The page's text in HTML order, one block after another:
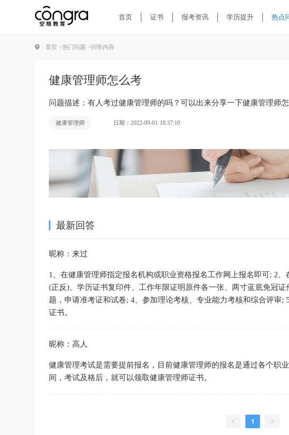
首页 证书 报考资讯 学历提升 热点
首页 >热门问题 >问答内容
健康管理师怎么考
问题描述：有人考过健康管理师的吗？可以出来分享一下健康管理师
健康管理师 日期：2022-09-01 18:37:10
最新回答
昵称：来过
1、在健康管理师指定报名机构或职业资格报名工作网上报名即可; 2
(正反)、学历证书复印件、工作年限证明原件各一张、两寸蓝底免冠
题，申请准考证和试卷; 4、参加理论考核、专业能力考核和综合评审;
证书。
昵称：高人
健康管理考试是需要提前报名，目前健康管理师的报名是通过各个职
间，考试及格后，就可以领取健康管理师证书。
1